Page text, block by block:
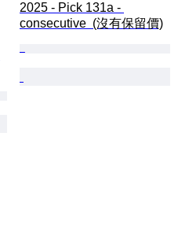
2025 - Pick 131a -
consecutive  (沒有保留價)